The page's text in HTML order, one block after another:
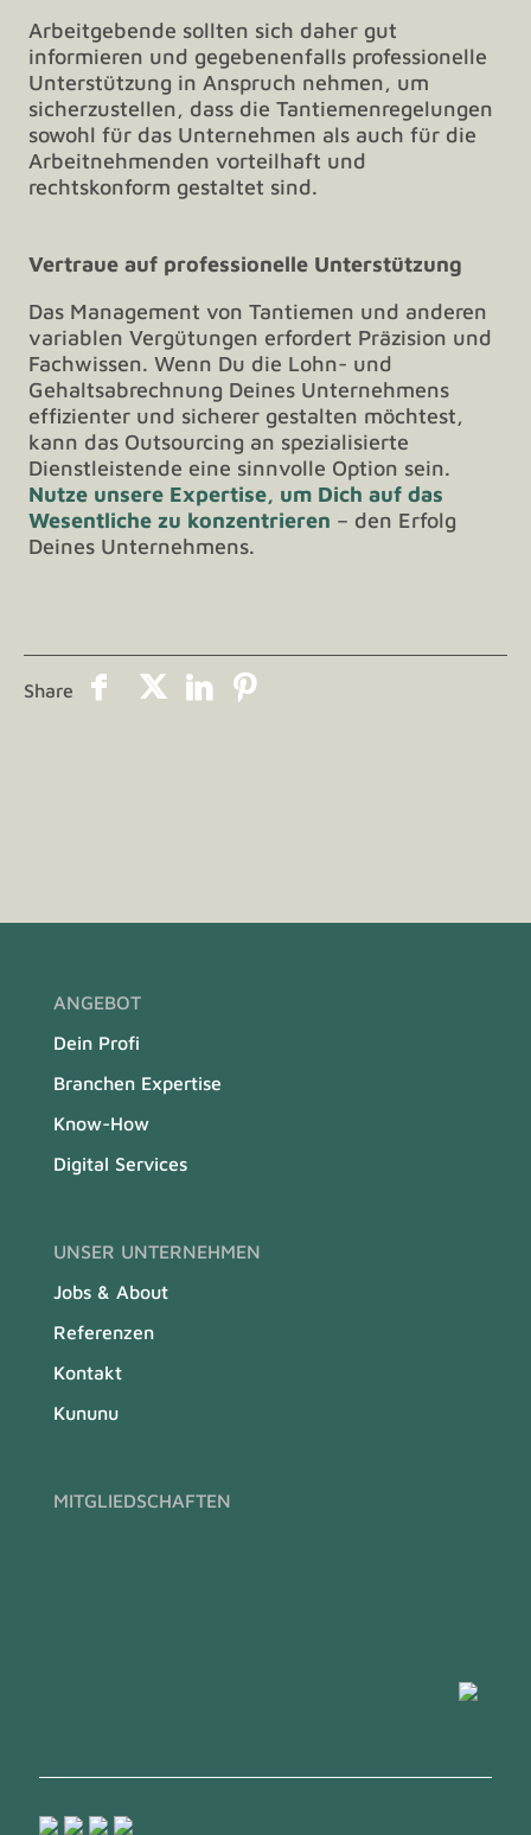
Arbeitgebende sollten sich daher gut
informieren und gegebenenfalls professionelle
Unterstützung in Anspruch nehmen, um
sicherzustellen, dass die Tantiemenregelungen
sowohl für das Unternehmen als auch für die
Arbeitnehmenden vorteilhaft und
rechtskonform gestaltet sind.
Vertraue auf professionelle Unterstützung
Das Management von Tantiemen und anderen
variablen Vergütungen erfordert Präzision und
Fachwissen. Wenn Du die Lohn- und
Gehaltsabrechnung Deines Unternehmens
effizienter und sicherer gestalten möchtest,
kann das Outsourcing an spezialisierte
Dienstleistende eine sinnvolle Option sein.
Nutze unsere Expertise, um Dich auf das
Wesentliche zu konzentrieren – den Erfolg
Deines Unternehmens.
Share
ANGEBOT
Dein Profi
Branchen Expertise
Know-How
Digital Services
UNSER UNTERNEHMEN
Jobs & About
Referenzen
Kontakt
Kununu
MITGLIEDSCHAFTEN